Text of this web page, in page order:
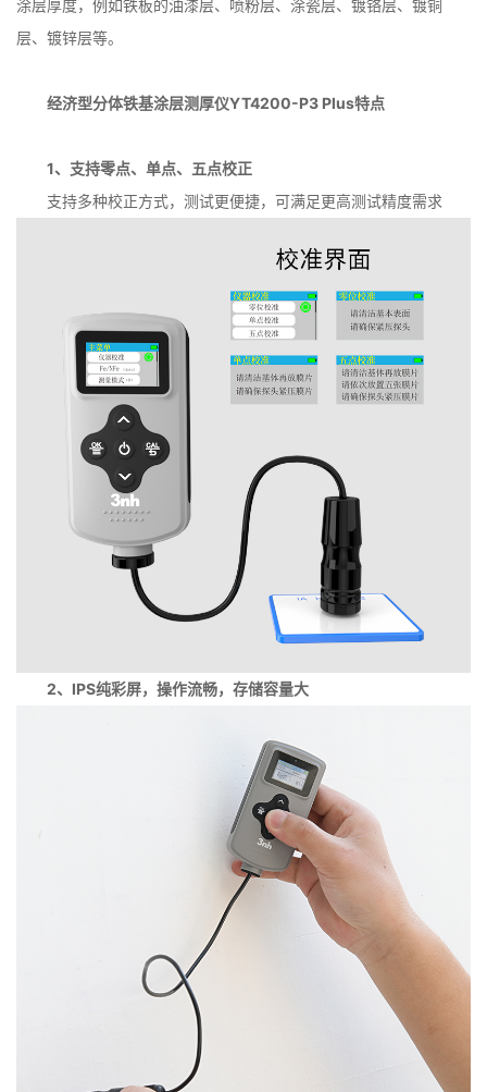
涂层厚度，例如铁板的油漆层、喷粉层、涂瓷层、镀铬层、镀铜
层、镀锌层等。
经济型分体铁基涂层测厚仪YT4200-P3 Plus特点
1、支持零点、单点、五点校正
支持多种校正方式，测试更便捷，可满足更高测试精度需求
2、IPS纯彩屏，操作流畅，存储容量大